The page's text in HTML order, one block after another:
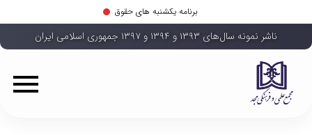
برنامه یکشنبه های حقوق
ناشر نمونه سال‌های ۱۳۹۳ و ۱۳۹۴ و ۱۳۹۷ جمهوری اسلامی ایران